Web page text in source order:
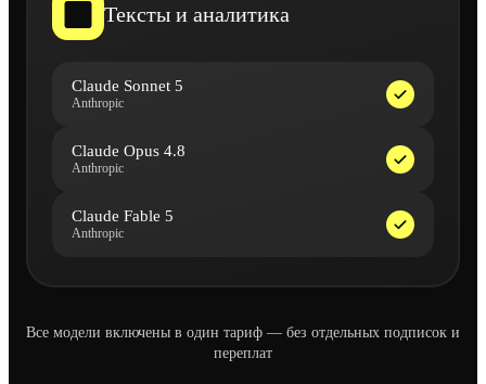
Тексты и аналитика
Claude Sonnet 5
Anthropic
Claude Opus 4.8
Anthropic
Claude Fable 5
Anthropic
Все модели включены в один тариф — без отдельных подписок и
переплат